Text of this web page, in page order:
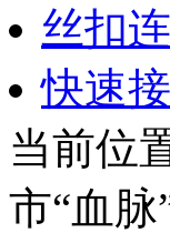
丝扣
快速
当前位
市“血